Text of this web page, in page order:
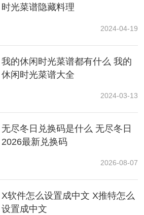
*30，金币*200
时光菜谱隐藏料理
2024-04-19
我的休闲时光菜谱都有什么 我的
休闲时光菜谱大全
2024-03-13
无尽冬日兑换码是什么 无尽冬日
2026最新兑换码
2026-08-07
X软件怎么设置成中文 X推特怎么
设置成中文